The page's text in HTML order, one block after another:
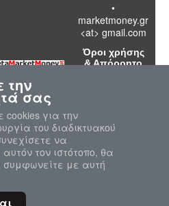
•
marketmoney.gr
<at> gmail.com
Όροι χρήσης
& Απόρρητο
απορρήτου
προσωπικών
την
σας
cookies για την
του διαδικτυακού
να
αυτόν τον ιστότοπο, θα
συμφωνείτε με αυτή